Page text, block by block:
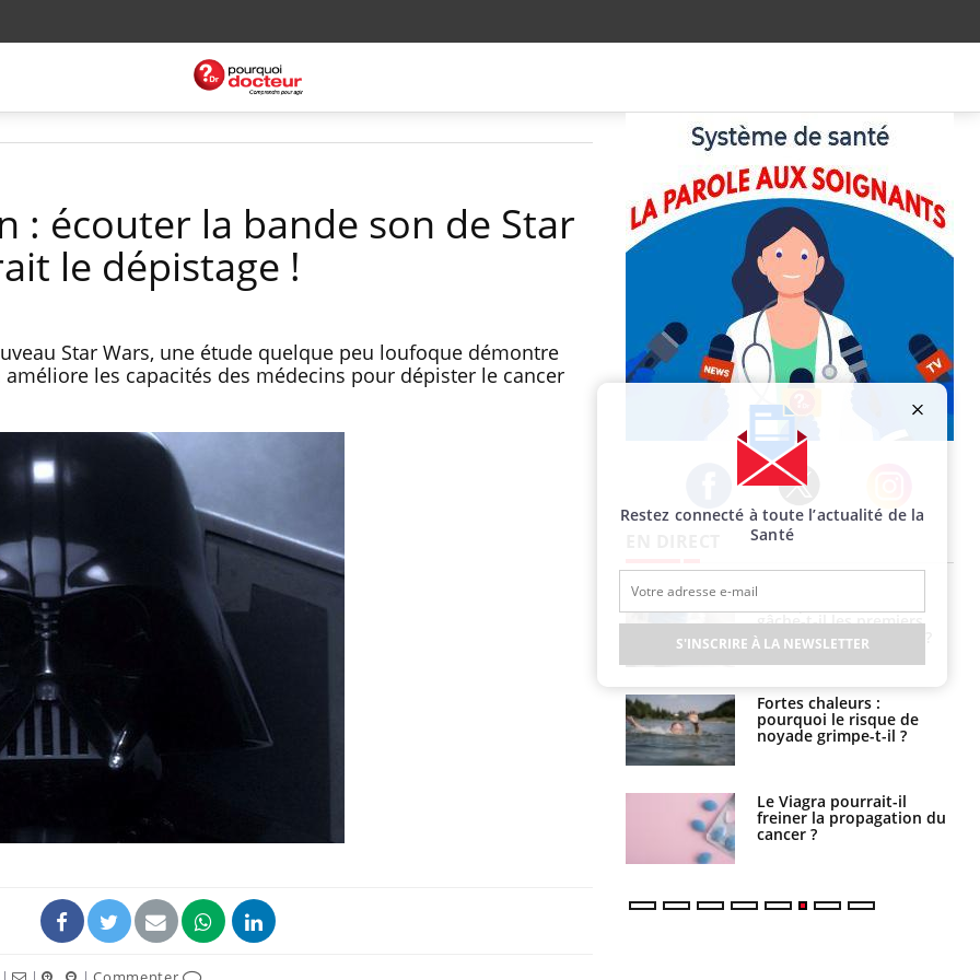
: écouter la bande son de Star
le dépistage !
Star Wars, une étude quelque peu loufoque démontre
les capacités des médecins pour dépister le cancer
Facebook Twitter Instagram
stratégie simple aurait
changé la donne au Pays
Chikungunya, dengue,
West Nile : que se passe-
t-il dans le sud de la
France ?
protègent-ils aussi les os
gâche-t-il les premiers
jours de vos vacances ?
Fortes chaleurs :
pourquoi le risque de
noyade grimpe-t-il ?
Le Viagra pourrait-il
freiner la propagation du
cancer ?
Restez connecté à toute l’actualité de la
Santé
S'INSCRIRE À LA NEWSLETTER